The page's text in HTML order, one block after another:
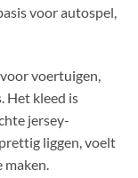
voor autospel,
voertuigen,
Het kleed is
jersey-
liggen, voelt
maken.